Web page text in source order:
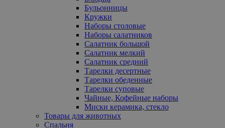
Бульонницы
Кружки
Наборы столовые
Наборы салатников
Салатник большой
Салатник мелкий
Салатник средний
Тарелки десертные
Тарелки обеденные
Тарелки суповые
Чайные, Кофейные наборы
Миски керамика, стекло
Товары для животных
Спальня